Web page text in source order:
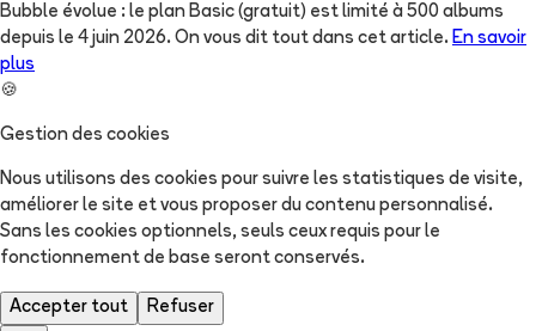
Bubble évolue : le plan Basic (gratuit) est limité à 500 albums
depuis le 4 juin 2026. On vous dit tout dans cet article. En savoir
plus
🍪
Gestion des cookies
Nous utilisons des cookies pour suivre les statistiques de visite,
améliorer le site et vous proposer du contenu personnalisé.
Sans les cookies optionnels, seuls ceux requis pour le
fonctionnement de base seront conservés.
Accepter tout Refuser